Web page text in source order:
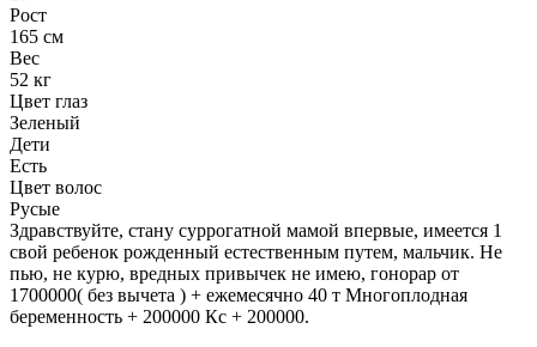
Рост
165 см
Вес
52 кг
Цвет глаз
Зеленый
Дети
Есть
Цвет волос
Русые
Здравствуйте, стану суррогатной мамой впервые, имеется 1
свой ребенок рожденный естественным путем, мальчик. Не
пью, не курю, вредных привычек не имею, гонорар от
1700000( без вычета ) + ежемесячно 40 т Многоплодная
беременность + 200000 Кс + 200000.